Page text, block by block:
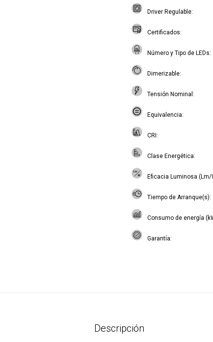
Driver Regulable
Certificados
Número y Tipo de LEDs
Dimerizable
Tensión Nominal
Equivalencia
CRI
Clase Energética
Eficacia Luminosa (Lm/
Tiempo de Arranque(s)
Consumo de energía
Garantía
Descripción